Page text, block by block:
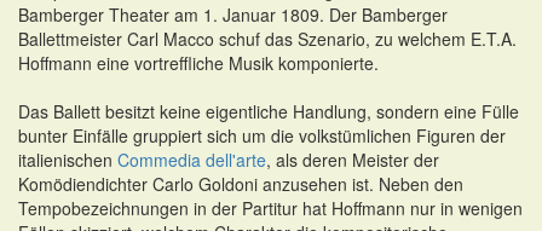
Bamberger Theater am 1. Januar 1809. Der Bamberger
Ballettmeister Carl Macco schuf das Szenario, zu welchem E.T.A.
Hoffmann eine vortreffliche Musik komponierte.
Das Ballett besitzt keine eigentliche Handlung, sondern eine Fülle
bunter Einfälle gruppiert sich um die volkstümlichen Figuren der
italienischen Commedia dell'arte, als deren Meister der
Komödiendichter Carlo Goldoni anzusehen ist. Neben den
Tempobezeichnungen in der Partitur hat Hoffmann nur in wenigen